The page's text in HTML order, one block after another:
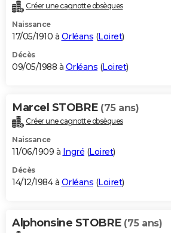
Créer une cagnotte obsèques
Naissance
17/05/1910 à Orléans (Loiret)
Décès
09/05/1988 à Orléans (Loiret)
Marcel STOBRE (75 ans)
Créer une cagnotte obsèques
Naissance
11/06/1909 à Ingré (Loiret)
Décès
14/12/1984 à Orléans (Loiret)
Alphonsine STOBRE (75 ans)